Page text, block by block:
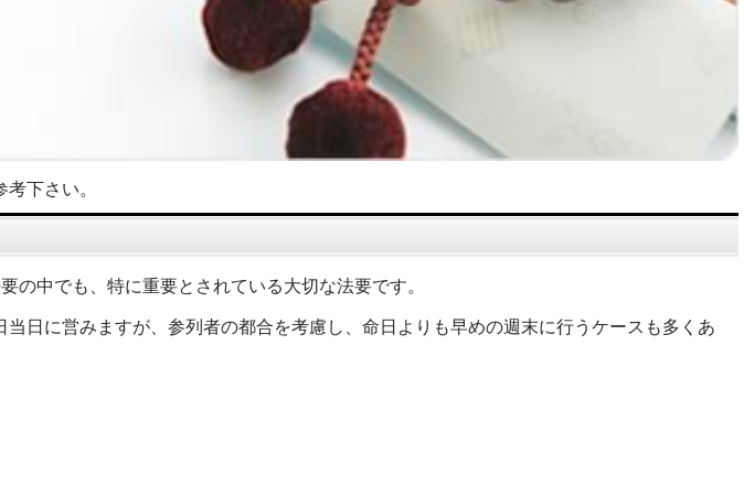
下さい。
中でも、特に重要とされている大切な法要です。
日に営みますが、参列者の都合を考慮し、命日よりも早めの週末に行うケースも多くあ